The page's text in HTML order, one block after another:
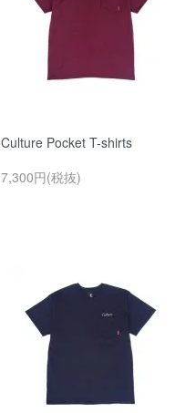
Culture Pocket T-shirts
7,300円(税抜)